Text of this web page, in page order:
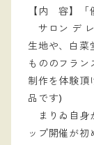
【内 容】「
サロン デ
生地や、白菜
もののフラン
制作を体験頂
品です)
まりゐ自身
ップ開催が